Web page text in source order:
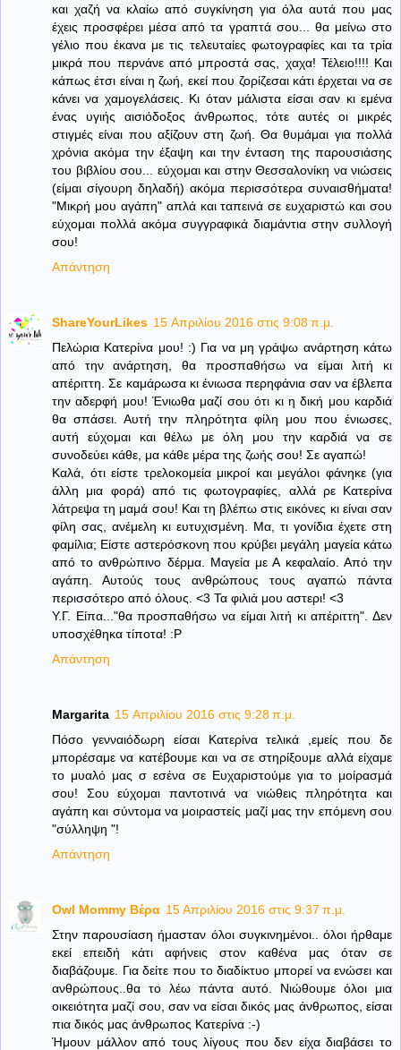
και χαζή να κλαίω από συγκίνηση για όλα αυτά που μας
έχεις προσφέρει μέσα από τα γραπτά σου... θα μείνω στο
γέλιο που έκανα με τις τελευταίες φωτογραφίες και τα τρία
μικρά που περνάνε από μπροστά σας, χαχα! Τέλειο!!!! Και
κάπως έτσι είναι η ζωή, εκεί που ζορίζεσαι κάτι έρχεται να σε
κάνει να χαμογελάσεις. Κι όταν μάλιστα είσαι σαν κι εμένα
ένας υγιής αισιόδοξος άνθρωπος, τότε αυτές οι μικρές
στιγμές είναι που αξίζουν στη ζωή. Θα θυμάμαι για πολλά
χρόνια ακόμα την έξαψη και την ένταση της παρουσιάσης
του βιβλίου σου... εύχομαι και στην Θεσσαλονίκη να νιώσεις
(είμαι σίγουρη δηλαδή) ακόμα περισσότερα συναισθήματα!
"Μικρή μου αγάπη" απλά και ταπεινά σε ευχαριστώ και σου
εύχομαι πολλά ακόμα συγγραφικά διαμάντια στην συλλογή
σου!
Απάντηση
ShareYourLikes 15 Απριλίου 2016 στις 9:08 π.μ.
Πελώρια Κατερίνα μου! :) Για να μη γράψω ανάρτηση κάτω
από την ανάρτηση, θα προσπαθήσω να είμαι λιτή κι
απέριττη. Σε καμάρωσα κι ένιωσα περηφάνια σαν να έβλεπα
την αδερφή μου! Ένιωθα μαζί σου ότι κι η δική μου καρδιά
θα σπάσει. Αυτή την πληρότητα φίλη μου που ένιωσες,
αυτή εύχομαι και θέλω με όλη μου την καρδιά να σε
συνοδεύει κάθε, μα κάθε μέρα της ζωής σου! Σε αγαπώ!
Καλά, ότι είστε τρελοκομεία μικροί και μεγάλοι φάνηκε (για
άλλη μια φορά) από τις φωτογραφίες, αλλά ρε Κατερίνα
λάτρεψα τη μαμά σου! Και τη βλέπω στις εικόνες κι είναι σαν
φίλη σας, ανέμελη κι ευτυχισμένη. Μα, τι γονίδια έχετε στη
φαμίλια; Είστε αστερόσκονη που κρύβει μεγάλη μαγεία κάτω
από το ανθρώπινο δέρμα. Μαγεία με Α κεφαλαίο. Από την
αγάπη. Αυτούς τους ανθρώπους τους αγαπώ πάντα
περισσότερο από όλους. <3 Τα φιλιά μου αστερι! <3
Υ.Γ. Είπα..."θα προσπαθήσω να είμαι λιτή κι απέριττη". Δεν
υποσχέθηκα τίποτα! :P
Απάντηση
Margarita 15 Απριλίου 2016 στις 9:28 π.μ.
Πόσο γενναιόδωρη είσαι Κατερίνα τελικά ,εμείς που δε
μπορέσαμε να κατέβουμε και να σε στηρίξουμε αλλά είχαμε
το μυαλό μας σ εσένα σε Ευχαριστούμε για το μοίρασμά
σου! Σου εύχομαι παντοτινά να νιώθεις πληρότητα και
αγάπη και σύντομα να μοιραστείς μαζί μας την επόμενη σου
"σύλληψη "!
Απάντηση
Owl Mommy Βέρα 15 Απριλίου 2016 στις 9:37 π.μ.
Στην παρουσίαση ήμασταν όλοι συγκινημένοι.. όλοι ήρθαμε
εκεί επειδή κάτι αφήνεις στον καθένα μας όταν σε
διαβάζουμε. Για δείτε που το διαδίκτυο μπορεί να ενώσει και
ανθρώπους..θα το λέω πάντα αυτό. Νιώθουμε όλοι μια
οικειότητα μαζί σου, σαν να είσαι δικός μας άνθρωπος, είσαι
πια δικός μας άνθρωπος Κατερίνα :-)
Ήμουν μάλλον από τους λίγους που δεν είχα διαβάσει το